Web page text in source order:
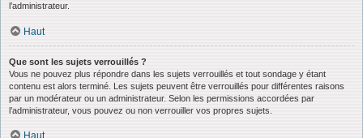
l’administrateur.
Haut
Que sont les sujets verrouillés ?
Vous ne pouvez plus répondre dans les sujets verrouillés et tout sondage y étant
contenu est alors terminé. Les sujets peuvent être verrouillés pour différentes raisons
par un modérateur ou un administrateur. Selon les permissions accordées par
l’administrateur, vous pouvez ou non verrouiller vos propres sujets.
Haut